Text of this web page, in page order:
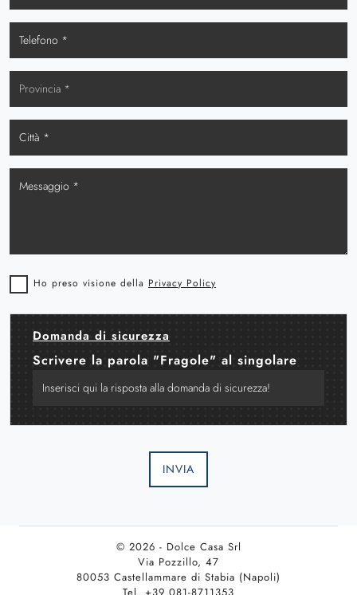
Ho preso visione della Privacy Policy
Domanda di sicurezza
Scrivere la parola "Fragole" al singolare
INVIA
© 2026 - Dolce Casa Srl
Via Pozzillo, 47
80053 Castellammare di Stabia (Napoli)